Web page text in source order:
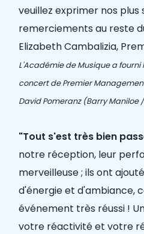
veuillez exprimer nos plus
remerciements au reste
Elizabeth Cambalizia,
L'Académie de Musique a fourni
concert de Premier
David Pomeranz (Barry Maniloe
"Tout s'est très bien
notre réception, leur
merveilleuse ; ils ont
d'énergie et d'ambiance,
événement très réussi !
votre réactivité et votre